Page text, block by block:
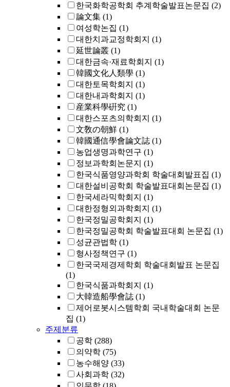
한국화학공학회 추계학술발표논문집 (2)
論文集 (1)
여성학논집 (1)
대한치과교정학회지 (1)
延世論叢 (1)
대한금속·재료학회지 (1)
韓國文化人類學 (1)
대한토목학회지 (1)
대한내과학회지 (1)
産業科學硏究 (1)
대한스포츠의학회지 (1)
文敎の朝鮮 (1)
韓國通信學會論文誌 (1)
농업생명과학연구 (1)
정보과학회논문지 (1)
한국식품영양과학회 학술대회발표집 (1)
대한설비공학회 학술발표대회논문집 (1)
한국세라믹학회지 (1)
대한정형외과학회지 (1)
한국정밀공학회지 (1)
한국정밀공학회 학술발표대회 논문집 (1)
성균관법학 (1)
형사정책연구 (1)
한국국제경제학회 학술대회발표 논문집
(1)
한국식품과학회지 (1)
大韓造船學會誌 (1)
제어로봇시스템학회 국내학술대회 논문
집 (1)
주제분류
공학 (288)
의약학 (75)
농수해양 (33)
사회과학 (32)